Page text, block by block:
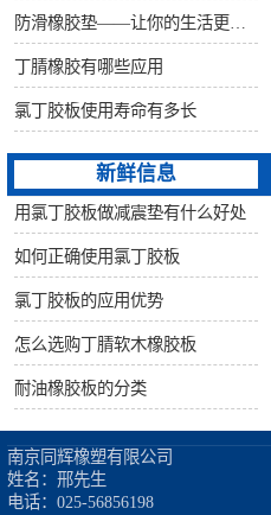
丁腈橡胶有哪些应用
氯丁胶板使用寿命有多长
新鲜信息
用氯丁胶板做减震垫有什么好处
如何正确使用氯丁胶板
氯丁胶板的应用优势
怎么选购丁腈软木橡胶板
耐油橡胶板的分类
南京同辉橡塑有限公司
姓名：邢先生
电话：025-56856198